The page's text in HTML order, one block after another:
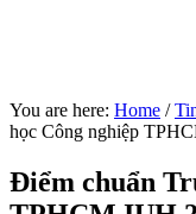
You are here: Home /
học Công nghiệp
Điểm chuẩn